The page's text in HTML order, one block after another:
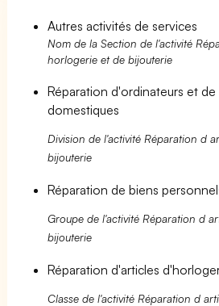
Autres activités de services
Nom de la Section de l'activité
horlogerie et de bijouterie
Réparation d'ordinateurs et
domestiques
Division de l'activité Réparation d
bijouterie
Réparation de biens
Groupe de l'activité Réparation d
bijouterie
Réparation d'articles
Classe de l'activité Réparation d